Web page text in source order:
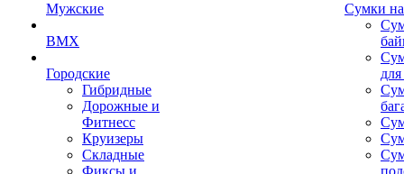
Мужские
BMX
Городские
Гибридные
Дорожные и
Фитнесс
Круизеры
Складные
Фиксы и
Сумки